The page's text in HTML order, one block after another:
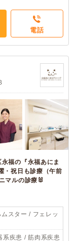
電話
福の『永福あにま
・祝日も診療（午前
マルの診療🐰
スター / フェレッ
系疾患 / 筋肉系疾患